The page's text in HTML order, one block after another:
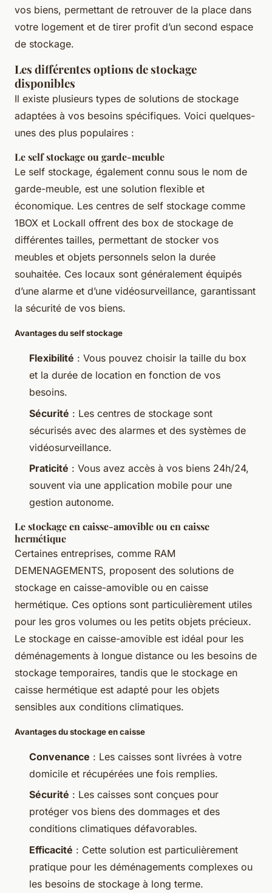
vos biens, permettant de retrouver de la place dans
votre logement et de tirer profit d’un second espace
de stockage.
Les différentes options de stockage
disponibles
Il existe plusieurs types de solutions de stockage
adaptées à vos besoins spécifiques. Voici quelques-
unes des plus populaires :
Le self stockage ou garde-meuble
Le self stockage, également connu sous le nom de
garde-meuble, est une solution flexible et
économique. Les centres de self stockage comme
1BOX et Lockall offrent des box de stockage de
différentes tailles, permettant de stocker vos
meubles et objets personnels selon la durée
souhaitée. Ces locaux sont généralement équipés
d’une alarme et d’une vidéosurveillance, garantissant
la sécurité de vos biens.
Avantages du self stockage
Flexibilité : Vous pouvez choisir la taille du box
et la durée de location en fonction de vos
besoins.
Sécurité : Les centres de stockage sont
sécurisés avec des alarmes et des systèmes de
vidéosurveillance.
Praticité : Vous avez accès à vos biens 24h/24,
souvent via une application mobile pour une
gestion autonome.
Le stockage en caisse-amovible ou en caisse
hermétique
Certaines entreprises, comme RAM
DEMENAGEMENTS, proposent des solutions de
stockage en caisse-amovible ou en caisse
hermétique. Ces options sont particulièrement utiles
pour les gros volumes ou les petits objets précieux.
Le stockage en caisse-amovible est idéal pour les
déménagements à longue distance ou les besoins de
stockage temporaires, tandis que le stockage en
caisse hermétique est adapté pour les objets
sensibles aux conditions climatiques.
Avantages du stockage en caisse
Convenance : Les caisses sont livrées à votre
domicile et récupérées une fois remplies.
Sécurité : Les caisses sont conçues pour
protéger vos biens des dommages et des
conditions climatiques défavorables.
Efficacité : Cette solution est particulièrement
pratique pour les déménagements complexes ou
les besoins de stockage à long terme.